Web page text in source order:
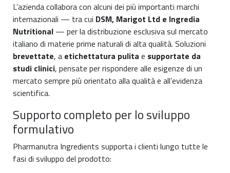
L’azienda collabora con alcuni dei più importanti marchi
internazionali — tra cui DSM, Marigot Ltd e Ingredia
Nutritional — per la distribuzione esclusiva sul mercato
italiano di materie prime naturali di alta qualità. Soluzioni
brevettate, a etichettatura pulita e supportate da
studi clinici, pensate per rispondere alle esigenze di un
mercato sempre più orientato alla qualità e all’evidenza
scientifica.
Supporto completo per lo sviluppo
formulativo
Pharmanutra Ingredients supporta i clienti lungo tutte le
fasi di sviluppo del prodotto: